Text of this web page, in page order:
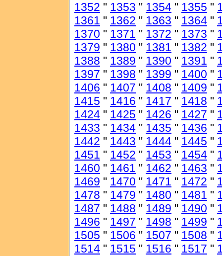
1352 " 1353 " 1354 " 1355 "
1361 " 1362 " 1363 " 1364 "
1370 " 1371 " 1372 " 1373 "
1379 " 1380 " 1381 " 1382 "
1388 " 1389 " 1390 " 1391 "
1397 " 1398 " 1399 " 1400 "
1406 " 1407 " 1408 " 1409 "
1415 " 1416 " 1417 " 1418 "
1424 " 1425 " 1426 " 1427 "
1433 " 1434 " 1435 " 1436 "
1442 " 1443 " 1444 " 1445 "
1451 " 1452 " 1453 " 1454 "
1460 " 1461 " 1462 " 1463 "
1469 " 1470 " 1471 " 1472 "
1478 " 1479 " 1480 " 1481 "
1487 " 1488 " 1489 " 1490 "
1496 " 1497 " 1498 " 1499 "
1505 " 1506 " 1507 " 1508 "
1514 " 1515 " 1516 " 1517 "